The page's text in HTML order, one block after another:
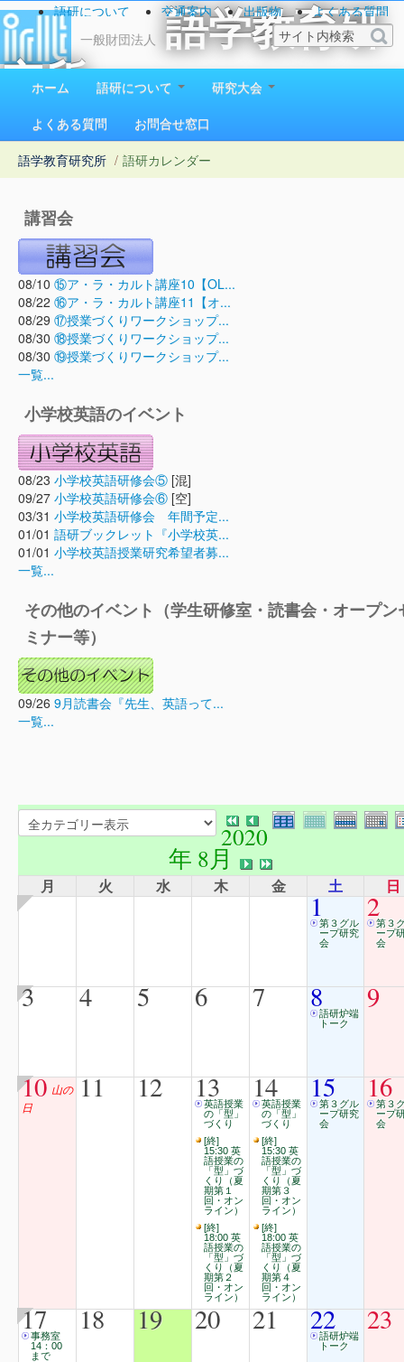
一般財団法人
語学教育研
究所
1923（大正12）年創立
語研について 交通案内 出版物
よくある質問
お問い合わせ
ホーム 語研について
研究大会
よくある質問
お問合せ窓口
語学教育研究所 / 語研カレンダー
講習会
08/10 ⑮ア・ラ・カルト講座10【OL...
08/22 ⑯ア・ラ・カルト講座11【オ...
08/29 ⑰授業づくりワークショップ...
08/30 ⑱授業づくりワークショップ...
08/30 ⑲授業づくりワークショップ...
一覧...
小学校英語のイベント
08/23 小学校英語研修会⑤ [混]
09/27 小学校英語研修会⑥ [空]
03/31 小学校英語研修会 年間予定...
01/01 語研ブックレット『小学校英...
01/01 小学校英語授業研究希望者募...
一覧...
その他のイベント（学生研修室・読書会・オープン
ミナー等）
09/26 9月読書会『先生、英語って...
一覧...
2020
年 8月
月 火 水 木 金 土 日
1第３グル
ープ研究
会
2第３
ープ
会
3 4 5 6 7 8語研炉端
トーク
9
10 山の
日
11 12 13
英語授業
の「型」
づくり
[終]
15:30 英
語授業の
「型」づ
くり（夏
期第１
回・オン
ライン）
[終]
18:00 英
語授業の
「型」づ
くり（夏
期第２
回・オン
ライン）
14
英語授業
の「型」
づくり
[終]
15:30 英
語授業の
「型」づ
くり（夏
期第３
回・オン
ライン）
[終]
18:00 英
語授業の
「型」づ
くり（夏
期第４
回・オン
ライン）
15
第３グル
ープ研究
会
16
第３
ープ
会
17
事務室
14：00
まで
18 19 20 21 22
語研炉端
トーク
23